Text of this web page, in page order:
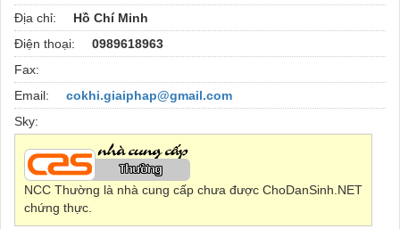
Địa chỉ:
Hồ Chí Minh
Điện thoại:
0989618963
Fax:
Email:
cokhi.giaiphap@gmail.com
Sky:
NCC Thường là nhà cung cấp chưa được ChoDanSinh.NET
chứng thực.